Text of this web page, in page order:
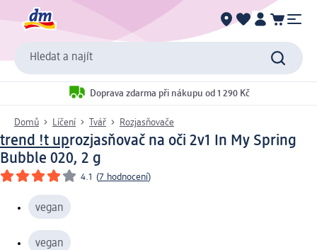
Hledat a najít
Doprava zdarma při nákupu od 1 290 Kč
Domů Líčení Tvář Rozjasňovače
trend !t uprozjasňovač na oči 2v1 In My Spring
Bubble 020, 2 g
4.1 (7 hodnocení)
vegan
vegan